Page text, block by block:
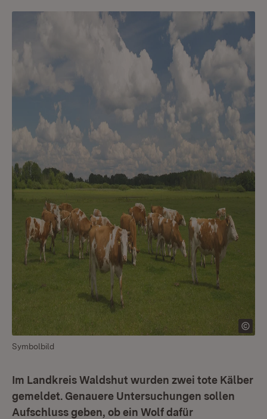
Symbolbild
Im Landkreis Waldshut wurden zwei tote Kälber
gemeldet. Genauere Untersuchungen sollen
Aufschluss geben, ob ein Wolf dafür